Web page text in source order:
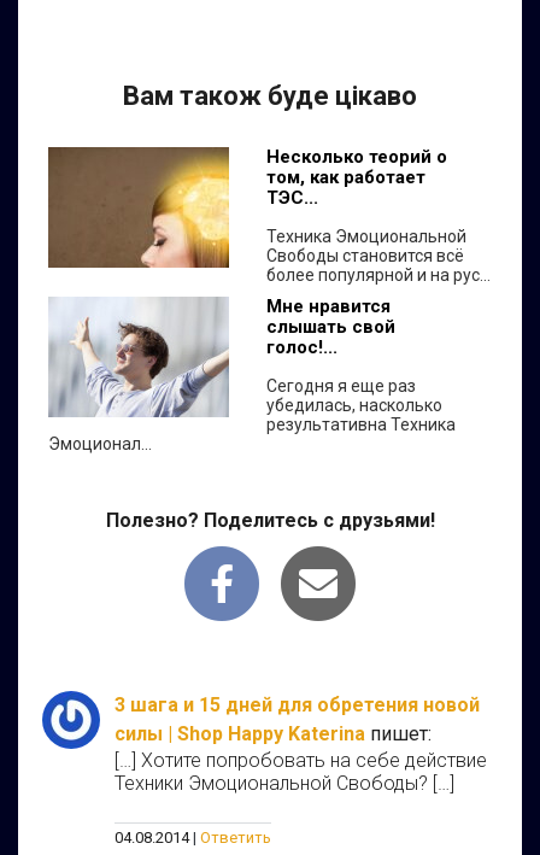
Вам також буде цікаво
Несколько теорий о
том, как работает
ТЭС...
Техника Эмоциональной
Свободы становится всё
более популярной и на рус...
Мне нравится
слышать свой
голос!...
Сегодня я еще раз
убедилась, насколько
результативна Техника
Эмоционал...
Полезно? Поделитесь с друзьями!
3 шага и 15 дней для обретения новой
силы | Shop Happy Katerina пишет:
[…] Хотите попробовать на себе действие
Техники Эмоциональной Свободы? […]
04.08.2014 Ответить